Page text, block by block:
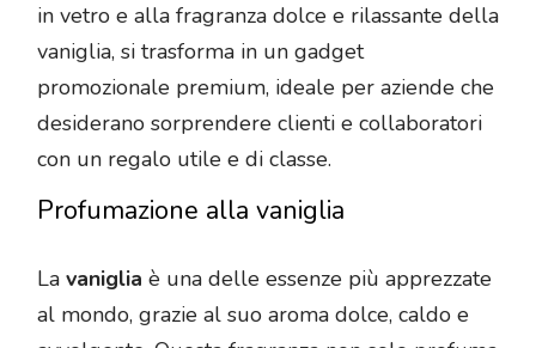
in vetro e alla fragranza dolce e rilassante della
vaniglia, si trasforma in un gadget
promozionale premium, ideale per aziende che
desiderano sorprendere clienti e collaboratori
con un regalo utile e di classe.
Profumazione alla vaniglia
La vaniglia è una delle essenze più apprezzate
al mondo, grazie al suo aroma dolce, caldo e